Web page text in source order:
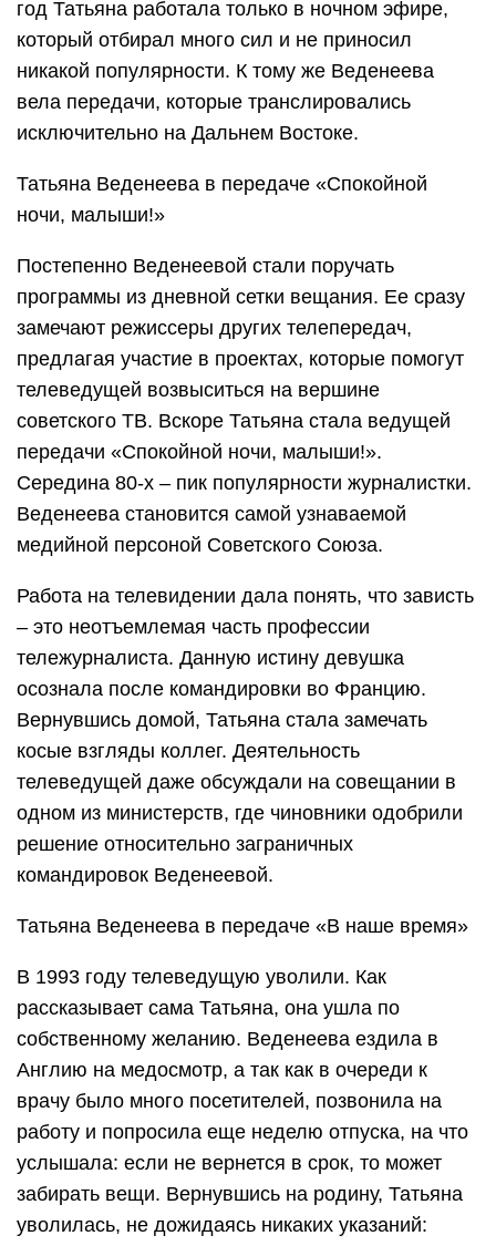
год Татьяна работала только в ночном эфире,
который отбирал много сил и не приносил
никакой популярности. К тому же Веденеева
вела передачи, которые транслировались
исключительно на Дальнем Востоке.
Татьяна Веденеева в передаче «Спокойной
ночи, малыши!»
Постепенно Веденеевой стали поручать
программы из дневной сетки вещания. Ее сразу
замечают режиссеры других телепередач,
предлагая участие в проектах, которые помогут
телеведущей возвыситься на вершине
советского ТВ. Вскоре Татьяна стала ведущей
передачи «Спокойной ночи, малыши!».
Середина 80-х – пик популярности журналистки.
Веденеева становится самой узнаваемой
медийной персоной Советского Союза.
Работа на телевидении дала понять, что зависть
– это неотъемлемая часть профессии
тележурналиста. Данную истину девушка
осознала после командировки во Францию.
Вернувшись домой, Татьяна стала замечать
косые взгляды коллег. Деятельность
телеведущей даже обсуждали на совещании в
одном из министерств, где чиновники одобрили
решение относительно заграничных
командировок Веденеевой.
Татьяна Веденеева в передаче «В наше время»
В 1993 году телеведущую уволили. Как
рассказывает сама Татьяна, она ушла по
собственному желанию. Веденеева ездила в
Англию на медосмотр, а так как в очереди к
врачу было много посетителей, позвонила на
работу и попросила еще неделю отпуска, на что
услышала: если не вернется в срок, то может
забирать вещи. Вернувшись на родину, Татьяна
уволилась, не дожидаясь никаких указаний: